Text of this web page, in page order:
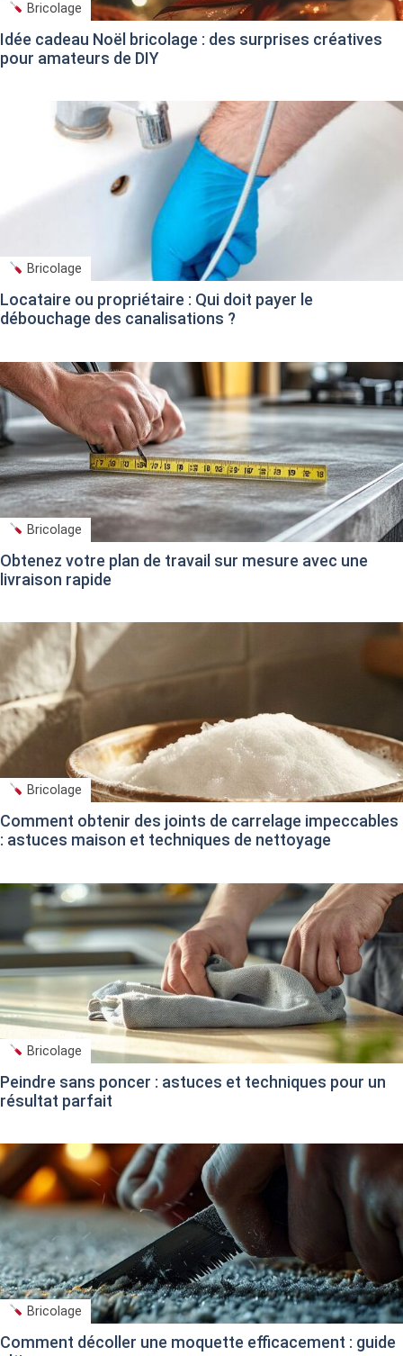
Bricolage
Idée cadeau Noël bricolage : des surprises créatives
pour amateurs de DIY
Bricolage
Locataire ou propriétaire : Qui doit payer le
débouchage des canalisations ?
Bricolage
Obtenez votre plan de travail sur mesure avec une
livraison rapide
Bricolage
Comment obtenir des joints de carrelage impeccables
: astuces maison et techniques de nettoyage
Bricolage
Peindre sans poncer : astuces et techniques pour un
résultat parfait
Bricolage
Comment décoller une moquette efficacement : guide